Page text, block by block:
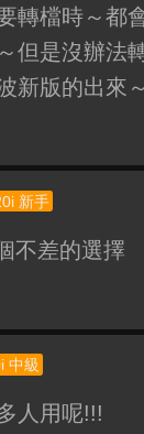
轉檔時～都
但是沒辦法
新版的出來
新手
不差的選擇
中級
人用呢!!!